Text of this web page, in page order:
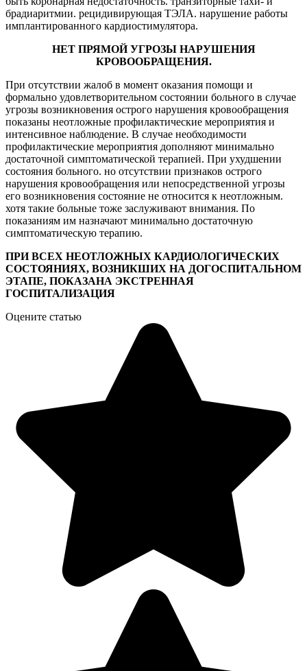
брадиаритмии. рецидивирующая ТЭЛА. нарушение работы
имплантированного кардиостимулятора.
НЕТ ПРЯМОЙ УГРОЗЫ НАРУШЕНИЯ
КРОВООБРАЩЕНИЯ.
При отсутствии жалоб в момент оказания помощи и
формально удовлетворительном состоянии больного в случае
угрозы возникновения острого нарушения кровообращения
показаны неотложные профилактические мероприятия и
интенсивное наблюдение. В случае необходимости
профилактические мероприятия дополняют минимально
достаточной симптоматической терапией. При ухудшении
состояния больного. но отсутствии признаков острого
нарушения кровообращения или непосредственной угрозы
его возникновения состояние не относится к неотложным.
хотя такие больные тоже заслуживают внимания. По
показаниям им назначают минимально достаточную
симптоматическую терапию.
ПРИ ВСЕХ НЕОТЛОЖНЫХ КАРДИОЛОГИЧЕСКИХ
СОСТОЯНИЯХ, ВОЗНИКШИХ НА ДОГОСПИТАЛЬНОМ
ЭТАПЕ, ПОКАЗАНА ЭКСТРЕННАЯ
ГОСПИТАЛИЗАЦИЯ
Оцените статью